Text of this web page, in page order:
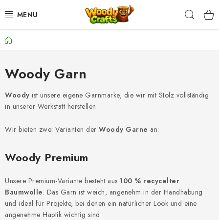
Inhalt
HÄKELN
FLECHTEN
BASTELSETS
Zahlung & Versand
Nachhaltigkeit
Rücksendungen und Reklamationen
Startseite
Woody Garn
Woody ist unsere eigene Garnmarke, die wir mit Stolz vollständig
in unserer Werkstatt herstellen.
Wir bieten zwei Varianten der Woody Garne an:
Woody Premium
Unsere Premium-Variante besteht aus 100 % recycelter
Baumwolle. Das Garn ist weich, angenehm in der Handhabung
und ideal für Projekte, bei denen ein natürlicher Look und eine
angenehme Haptik wichtig sind.